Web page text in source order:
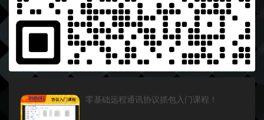
零基础远程通讯协议抓包入门课程！